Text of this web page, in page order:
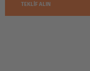
TEKLIF ALIN